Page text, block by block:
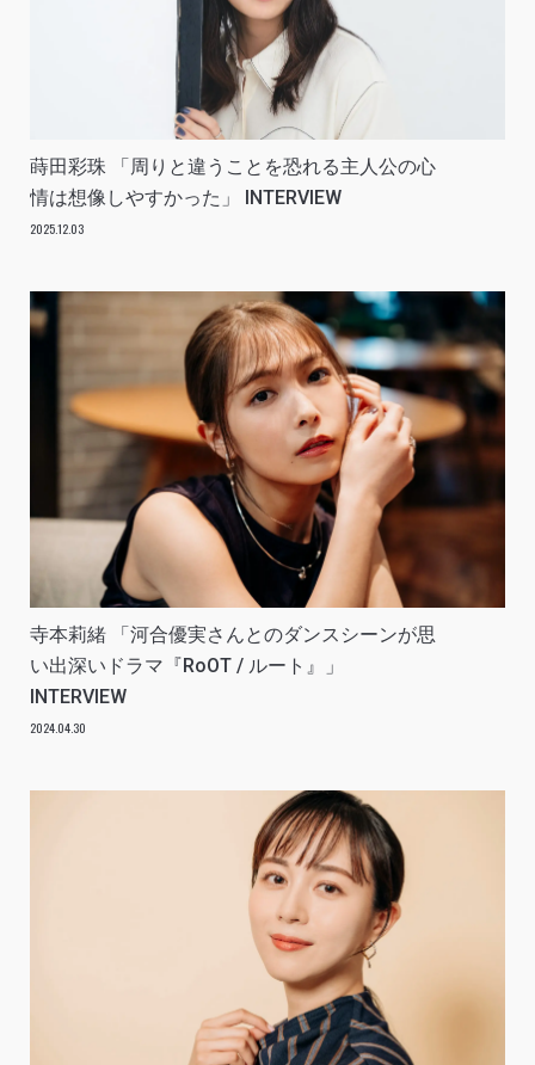
蒔田彩珠 「周りと違うことを恐れる主人公の心
情は想像しやすかった」 INTERVIEW
2025.12.03
寺本莉緒 「河合優実さんとのダンスシーンが思
い出深いドラマ『RoOT / ルート』」
INTERVIEW
2024.04.30